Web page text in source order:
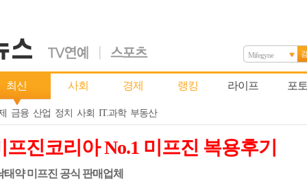
Mifegyne
최신 사회 경제 랭킹 라이프 포토
금융 산업 정치 사회 IT.과학 부동산
프진코리아 No.1 미프진 복용후기
태약 미프진 공식 판매업체